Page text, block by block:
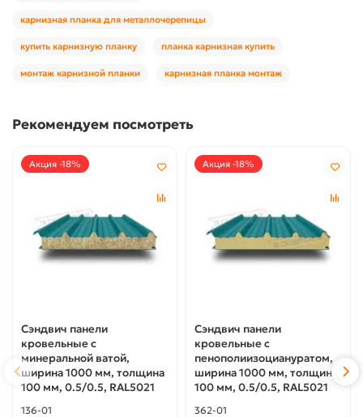
карнизная планка для металлочерепицы
купить карнизную планку планка карнизная купить
монтаж карнизной планки карнизная планка монтаж
Рекомендуем посмотреть
Акция -18%
Сэндвич панели
кровельные с
минеральной ватой,
ширина 1000 мм, толщина
100 мм, 0.5/0.5, RAL5021
136-01
Акция -18%
Сэндвич панели
кровельные с
пенополиизоциануратом,
ширина 1000 мм, толщина
100 мм, 0.5/0.5, RAL5021
362-01